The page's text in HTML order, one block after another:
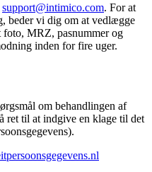
support@intimico.com. For at
beder vi dig om at vedlægge
MRZ, pasnummer og
inden for fire uger.
om behandlingen af
ret til at indgive en klage til det